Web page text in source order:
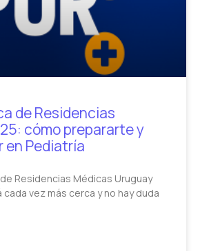
de Residencias
cómo prepararte y
en Pediatría
Residencias Médicas Uruguay
cada vez más cerca y no hay duda